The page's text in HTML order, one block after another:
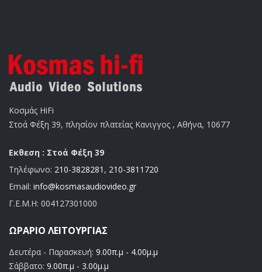
Κοσμάς HiFi
Στοά Φέξη 39, πλησίον πλατείας Κανιγγος , Αθήνα, 10677
Εκθεση : Στοά Φέξη 39
Τηλέφωνο: 210-3828281 , 210-3811720
Email: info@kosmasaudiovideo.gr
Γ.Ε.Μ.Η: 004127301000
ΩΡΆΡΙΟ ΛΕΙΤΟΥΡΓΊΑΣ
Δευτέρα - Παρασκευή: 9.00π.μ - 4.00μ.μ
Σάββατο: 9.00π.μ - 3.00μ.μ